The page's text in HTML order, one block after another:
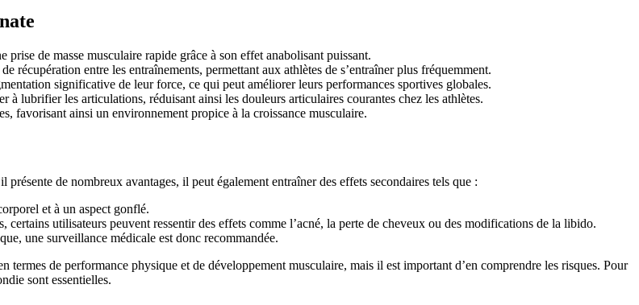
prise de masse musculaire rapide grâce à son effet anabolisant puissant.
récupération entre les entraînements, permettant aux athlètes de s’entraîner plus fréquemment.
significative de leur force, ce qui peut améliorer leurs performances sportives globales.
à lubrifier les articulations, réduisant ainsi les douleurs articulaires courantes chez les athlètes.
favorisant ainsi un environnement propice à la croissance musculaire.
de nombreux avantages, il peut également entraîner des effets secondaires tels que :
et à un aspect gonflé.
certains utilisateurs peuvent ressentir des effets comme l’acné, la perte de cheveux ou des modifications de la libido.
une surveillance médicale est donc recommandée.
de performance physique et de développement musculaire, mais il est important d’en comprendre les risques. Pour
sont essentielles.